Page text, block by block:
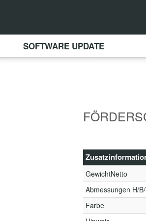
SOFTWARE UPDATE
GewichtNetto
Abmessungen H/
Farbe